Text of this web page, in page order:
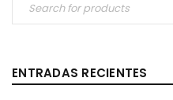
ENTRADAS RECIENTES